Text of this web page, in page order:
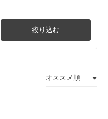
絞り込む